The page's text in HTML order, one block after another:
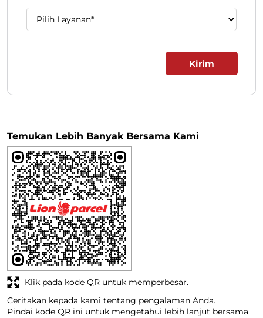
Temukan Lebih Banyak Bersama Kami
Ceritakan kepada kami tentang pengalaman Anda.
Pindai kode QR ini untuk mengetahui lebih lanjut bersama
Klik pada kode QR untuk memperbesar.